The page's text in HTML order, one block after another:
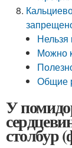
Нельзя
Можно
Общие
У
столбур